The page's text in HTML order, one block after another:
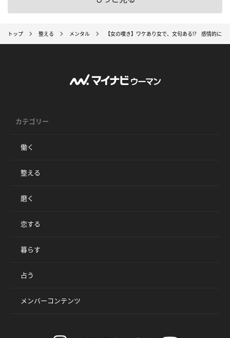
トップ 整える メンタル 【女の嘆き】ワケあり女で、文句ある!? 感情的に
カテゴリー
働く
整える
磨く
恋する
暮らす
占う
メンバーコンテンツ